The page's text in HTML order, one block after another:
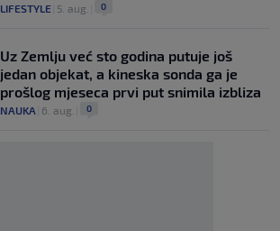
LIFESTYLE 5. aug. 0
Uz Zemlju već sto godina putuje još
jedan objekat, a kineska sonda ga je
prošlog mjeseca prvi put snimila izbliza
NAUKA 6. aug. 0